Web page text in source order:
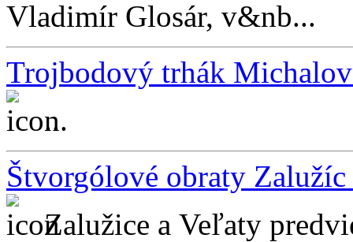
Vladimír Glosár, v&nb...
Trojbodový trhák
...
Štvorgólové obraty Zalužíc
Zalužice a Veľaty